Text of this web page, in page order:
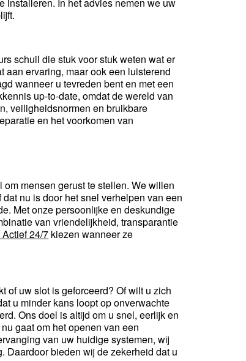
schuil die stuk voor stuk weten wat er
aan ervaring, maar ook een luisterend
wanneer u tevreden bent en met een
up-to-date, omdat de wereld van
veiligheidsnormen en bruikbare
en het voorkomen van
mensen gerust te stellen. We willen
nu is door het snel verhelpen van een
Met onze persoonlijke en deskundige
van vriendelijkheid, transparantie
24/7 kiezen wanneer ze
of uw slot is geforceerd? Of wilt u zich
u minder kans loopt op onverwachte
Ons doel is altijd om u snel, eerlijk en
gaat om het openen van een
van uw huidige systemen, wij
Daardoor bieden wij de zekerheid dat u